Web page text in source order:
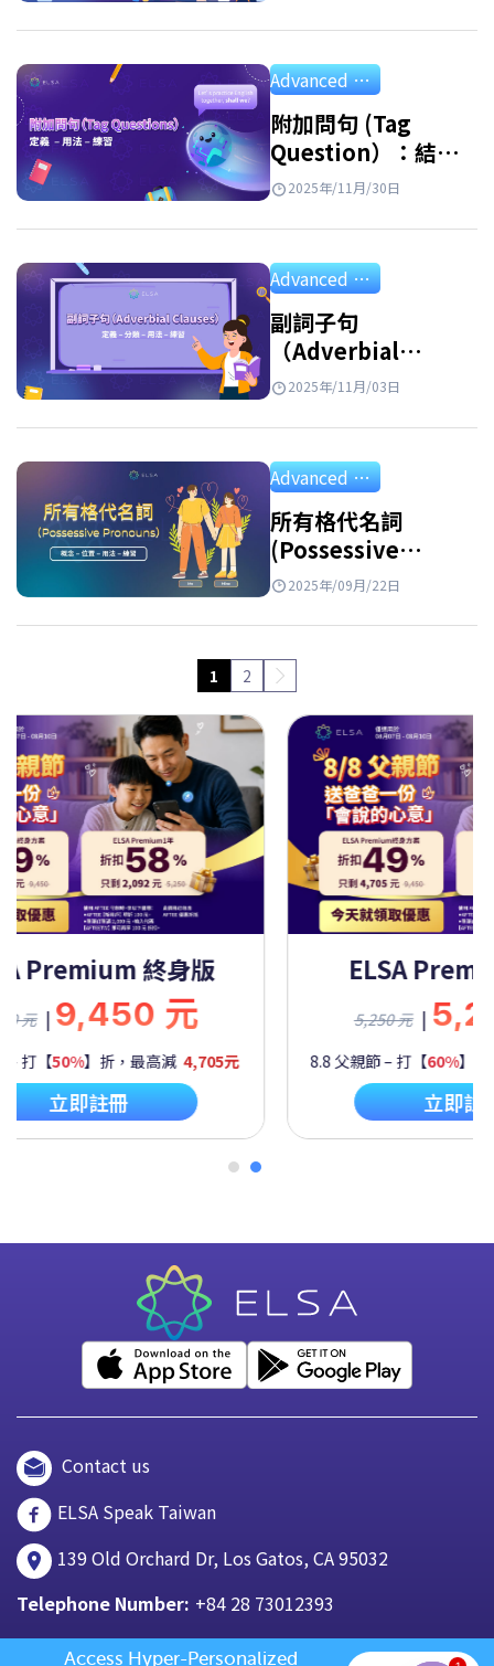
Advanced Grammar
附加問句 (Tag
Question）：結
構、用法和應用練習
2025年/11月/30日
Advanced Grammar
副詞子句
（Adverbial
Clause）：定義、分
習
2025年/11月/03日
Advanced Grammar
所有格代名詞
(Possessive
Pronouns): 用法、
2025年/09月/22日
1 2
一年
|5,250 元
60% 】折，最高減2,092元
立即註冊
ELSA Premium
9,450 元 |
8.8 父親節 – 打【50% 】折，最
立即註冊
Contact us
ELSA Speak Taiwan
139 Old Orchard Dr, Los Gatos, CA 95032
Telephone Number: +84 28 73012393
Access Hyper-Personalized